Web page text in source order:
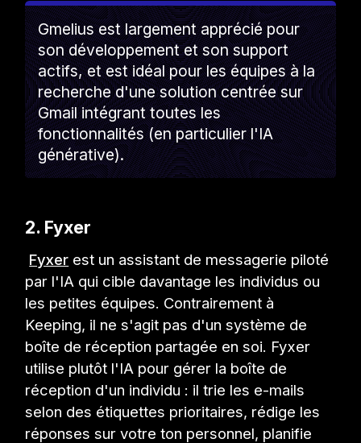
Gmelius est largement apprécié pour
son développement et son support
actifs, et est idéal pour les équipes à la
recherche d'une solution centrée sur
Gmail intégrant toutes les
fonctionnalités (en particulier l'IA
générative).
2. Fyxer
Fyxer est un assistant de messagerie piloté
par l'IA qui cible davantage les individus ou
les petites équipes. Contrairement à
Keeping, il ne s'agit pas d'un système de
boîte de réception partagée en soi. Fyxer
utilise plutôt l'IA pour gérer la boîte de
réception d'un individu : il trie les e-mails
selon des étiquettes prioritaires, rédige les
réponses sur votre ton personnel, planifie